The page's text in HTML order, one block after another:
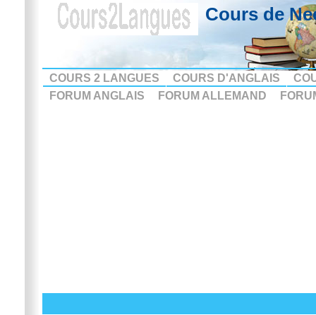
Cours de
COURS 2 LANGUES COURS D'ANGLAIS
FORUM ANGLAIS
FORUM ALLEMAND